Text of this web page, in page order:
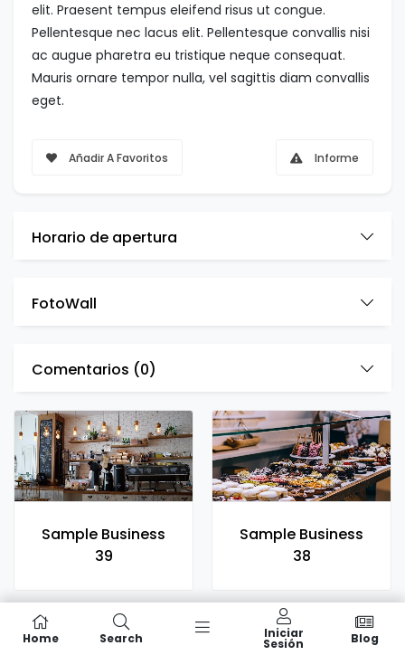
elit. Praesent tempus eleifend risus ut congue.
Pellentesque nec lacus elit. Pellentesque convallis nisi
ac augue pharetra eu tristique neque consequat.
Mauris ornare tempor nulla, vel sagittis diam convallis
eget.
Añadir A Favoritos Informe
Horario de apertura
FotoWall
Comentarios (0)
Sample Business
39
Sample Business
38
Home Search Iniciar
Sesión Blog